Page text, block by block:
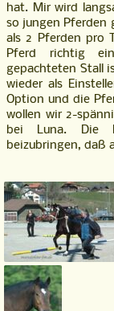
hat. Mir wird
so jungen Pferden
als 2 Pferden pro
Pferd richtig
gepachteten Stall
wieder als
Option und die
wollen wir 2-
bei Luna. Die
beizubringen, daß